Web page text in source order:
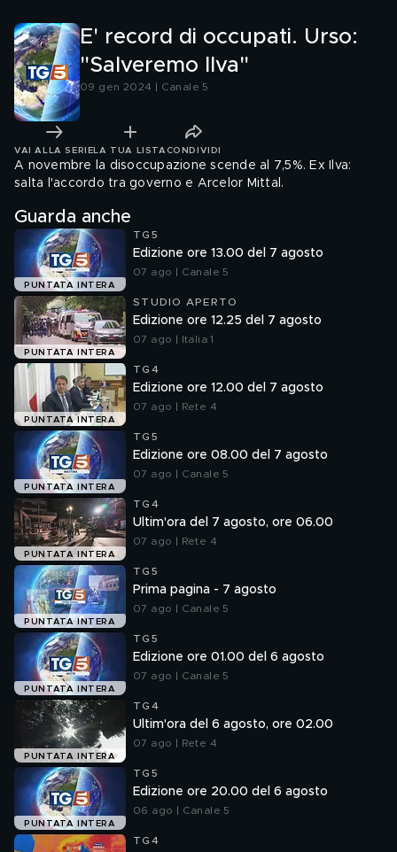
E' record di occupati. Urso:
"Salveremo Ilva"
09 gen 2024 | Canale 5
VAI ALLA SERIE LA TUA LISTA CONDIVIDI
A novembre la disoccupazione scende al 7,5%. Ex Ilva:
salta l'accordo tra governo e Arcelor Mittal.
Guarda anche
PUNTATA INTERA
TG5
Edizione ore 13.00 del 7 agosto
07 ago | Canale 5
PUNTATA INTERA
STUDIO APERTO
Edizione ore 12.25 del 7 agosto
07 ago | Italia 1
PUNTATA INTERA
TG4
Edizione ore 12.00 del 7 agosto
07 ago | Rete 4
PUNTATA INTERA
TG5
Edizione ore 08.00 del 7 agosto
07 ago | Canale 5
PUNTATA INTERA
TG4
Ultim'ora del 7 agosto, ore 06.00
07 ago | Rete 4
PUNTATA INTERA
TG5
Prima pagina - 7 agosto
07 ago | Canale 5
PUNTATA INTERA
TG5
Edizione ore 01.00 del 6 agosto
07 ago | Canale 5
PUNTATA INTERA
TG4
Ultim'ora del 6 agosto, ore 02.00
07 ago | Rete 4
PUNTATA INTERA
TG5
Edizione ore 20.00 del 6 agosto
06 ago | Canale 5
TG4